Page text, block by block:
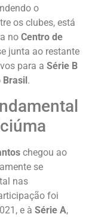
o
os clubes, está
no Centro de
junta ao restante
para a Série B
Brasil.
chegou ao
se
nas
foi
e à Série A,